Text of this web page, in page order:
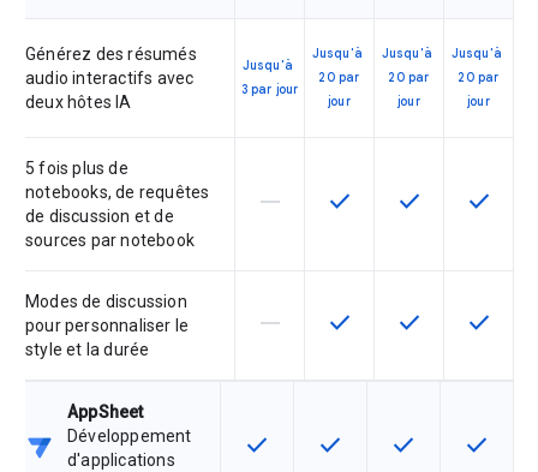
Générez des résumés
audio interactifs avec
deux hôtes IA
Jusqu'à
3 par jour
Jusqu'à
20 par
jour
Jusqu'à
20 par
jour
Jusqu'à
20 par
jour
5 fois plus de
notebooks, de requêtes
de discussion et de
sources par notebook
Cette fonctionnalité n'est pas
horizontal_rule Cette fonctionnalité est
check Cette
check Cette
check
Modes de discussion
pour personnaliser le
style et la durée
Cette fonctionnalité n'est pas
horizontal_rule Cette fonctionnalité est
check Cette
check Cette
check
AppSheet
Développement
d'applications
Cette fonctionnalité est disponible
check Cette fonctionnalité est
check Cette
check Cette
check